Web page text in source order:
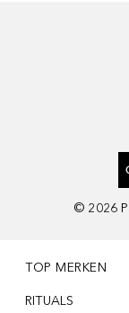
© 2026
TOP MERKEN
RITUALS